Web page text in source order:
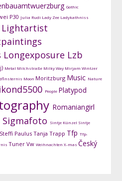
Gothic
P30 Julia Rudi Lady Zee Ladykathniss
Lightartist
Longexposure Lzb
Metal Milchstraße Milky Way Mirjam Wintzer
Moon Moritzburg Music Nature
People Platypod
Romaniangirl
Sigmafoto Sintje Künzel Sintje
Steffi Paulus Tanja Trapp Tfp Tfp-
Tuner Vw Weihnachten X-mas Český